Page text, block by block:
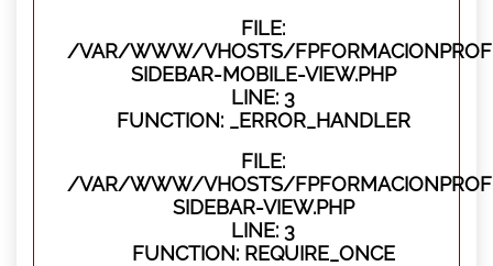
FILE:
/VAR/WWW/VHOSTS/
SIDEBAR-MOBILE-VIEW.PHP
LINE: 3
FUNCTION: _ERROR_HANDLER
FILE:
/VAR/WWW/VHOSTS/
SIDEBAR-VIEW.PHP
LINE: 3
FUNCTION: REQUIRE_ONCE